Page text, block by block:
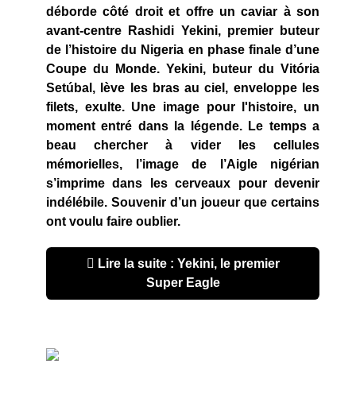
déborde côté droit et offre un caviar à son
avant-centre Rashidi Yekini, premier buteur
de l’histoire du Nigeria en phase finale d’une
Coupe du Monde. Yekini, buteur du Vitória
Setúbal, lève les bras au ciel, enveloppe les
filets, exulte. Une image pour l'histoire, un
moment entré dans la légende. Le temps a
beau chercher à vider les cellules
mémorielles, l’image de l’Aigle nigérian
s’imprime dans les cerveaux pour devenir
indélébile. Souvenir d’un joueur que certains
ont voulu faire oublier.
Lire la suite : Yekini, le premier
Super Eagle